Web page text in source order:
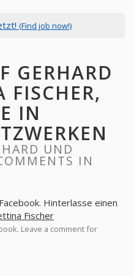
(Find job now!)
GERHARD
FISCHER,
IN
UND
IN
Hinterlasse einen
Fischer
Leave a comment for